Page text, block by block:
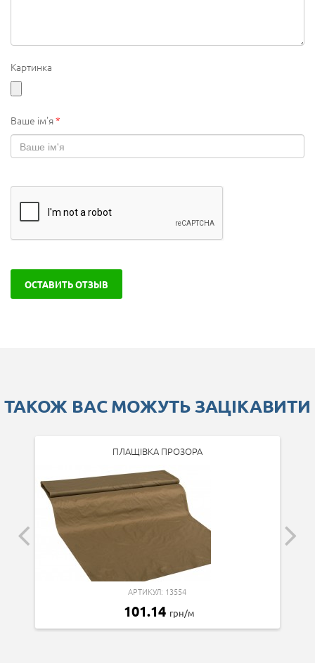
Картинка
Ваше ім'я*
ОСТАВИТЬ ОТЗЫВ
ТАКОЖ ВАС МОЖУТЬ ЗАЦІКАВИТИ
ПЛАЩІВКА ПРОЗОРА
АРТИКУЛ: 13554
101.14 грн/м